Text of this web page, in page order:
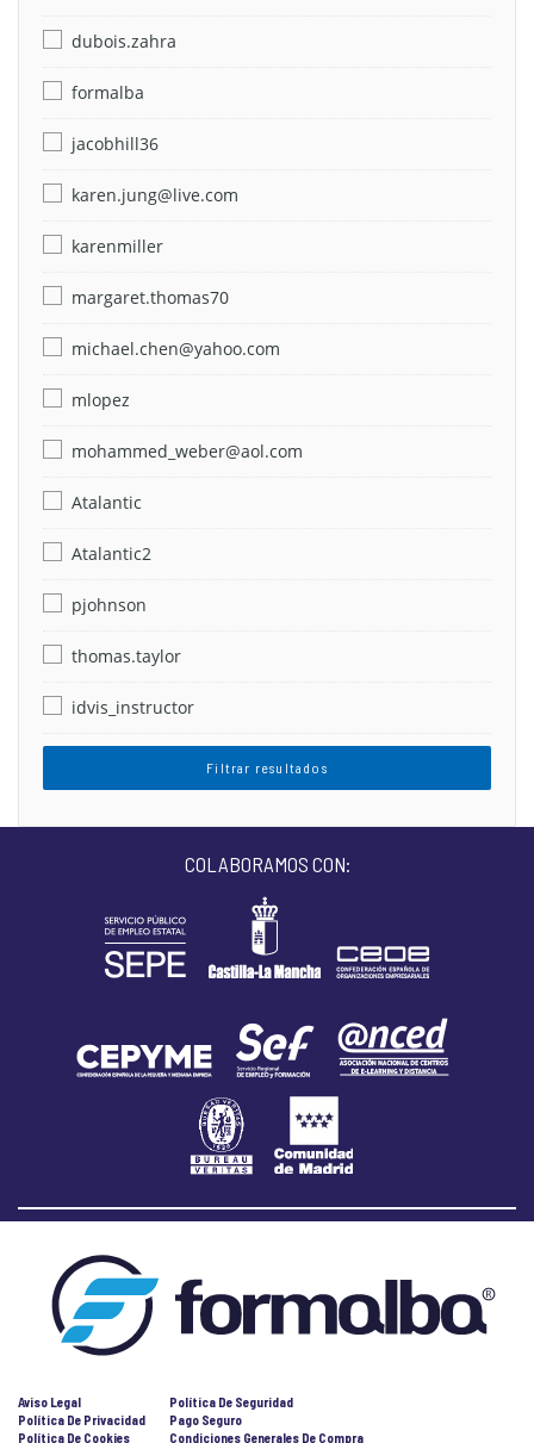
dubois.zahra
formalba
jacobhill36
karen.jung@live.com
karenmiller
margaret.thomas70
michael.chen@yahoo.com
mlopez
mohammed_weber@aol.com
Atalantic
Atalantic2
pjohnson
thomas.taylor
idvis_instructor
Filtrar resultados
COLABORAMOS CON:
Aviso Legal
Política De Privacidad
Política De Cookies
Política De Seguridad
Pago Seguro
Condiciones Generales De Compra